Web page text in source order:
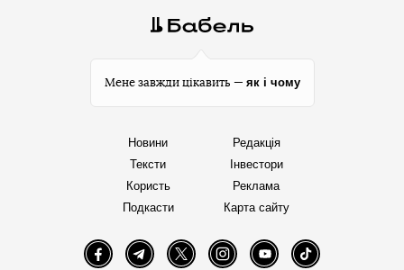
Мене завжди цікавить — як і чому
Новини
Тексти
Користь
Подкасти
Редакція
Інвестори
Реклама
Карта сайту
FacebookTelegramTwitter InstagramYouTube TikTok